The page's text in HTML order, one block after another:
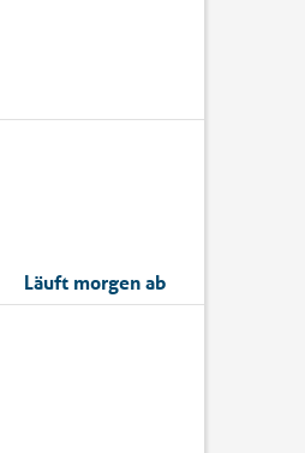
Läuft morgen ab